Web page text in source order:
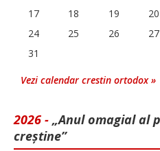
17 18 19 20
24
25 26 27
31
Vezi calendar crestin ortodox »
2026 - „Anul omagial al
creștine”